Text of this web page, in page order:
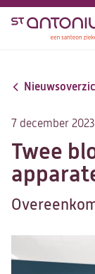
Overslaan
inhoud
7 december 2023
Twee